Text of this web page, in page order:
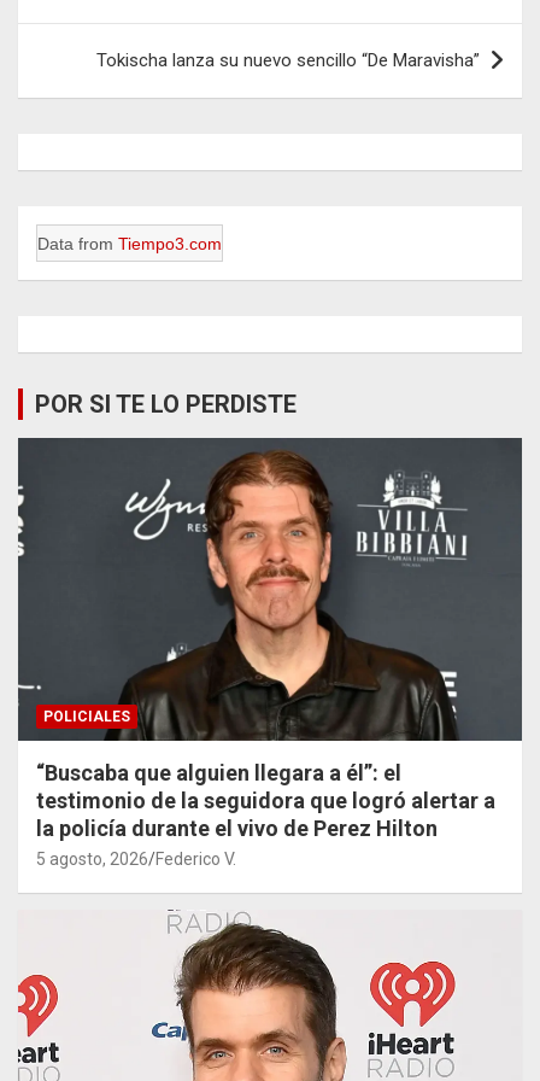
entradasTokischa lanza su nuevo sencillo “De Maravisha”
Data from Tiempo3.com
POR SI TE LO PERDISTE
POLICIALES
“Buscaba que alguien llegara a él”: el
testimonio de la seguidora que logró alertar a
la policía durante el vivo de Perez Hilton
5 agosto, 2026 Federico V.